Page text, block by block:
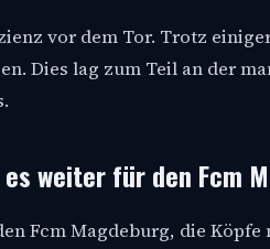
vor dem Tor. Trotz
Dies lag zum Teil an der
weiter für den Fcm
Fcm Magdeburg, die